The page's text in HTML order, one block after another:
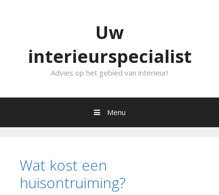
Uw
interieurspecialist
Advies op het gebied van interieur!
Menu
Wat kost een
huisontruiming?